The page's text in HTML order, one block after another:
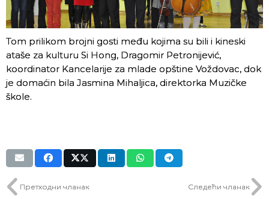
Tom prilikom brojni gosti među kojima su bili i kineski
ataše za kulturu Si Hong, Dragomir Petronijević,
koordinator Kancelarije za mlade opštine Voždovac, dok
je domaćin bila Jasmina Mihaljica, direktorka Muzičke
škole.
Претходни чланак Следећи чланак